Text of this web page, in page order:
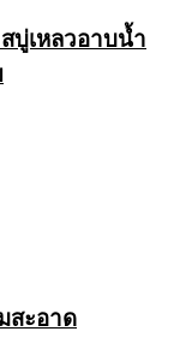
บู่เหลวอาบน้ำ
สะอาด